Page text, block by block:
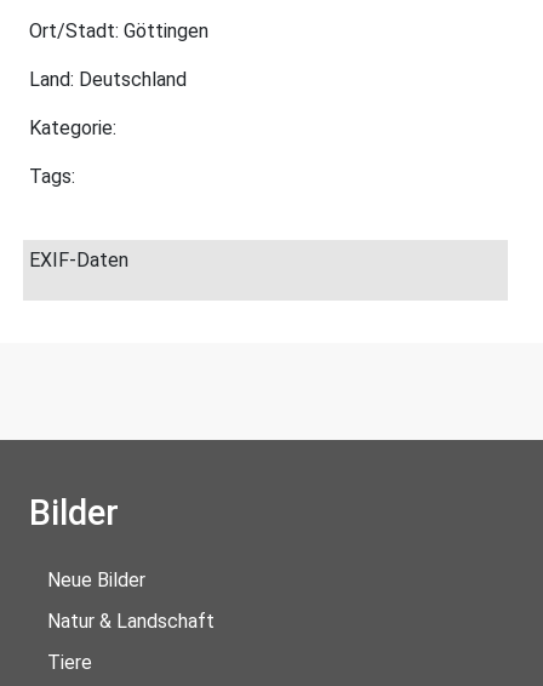
Ort/Stadt: Göttingen
Land: Deutschland
Kategorie:
Tags:
EXIF-Daten
Bilder
Neue Bilder
Natur & Landschaft
Tiere